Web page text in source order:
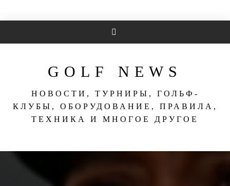
GOLF NEWS
НОВОСТИ, ТУРНИРЫ, ГОЛЬФ-
КЛУБЫ, ОБОРУДОВАНИЕ, ПРАВИЛА,
ТЕХНИКА И МНОГОЕ ДРУГОЕ